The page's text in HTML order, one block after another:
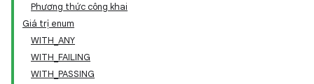
Phương thức công khai
Giá trị enum
WITH_ANY
WITH_FAILING
WITH_PASSING